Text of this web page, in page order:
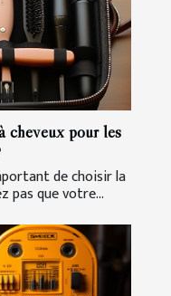
cheveux pour les
de choisir la
pas que votre...